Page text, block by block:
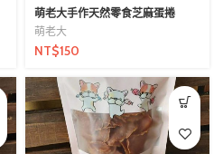
萌老大手作天然零食芝麻蛋捲
萌老大
NT$150